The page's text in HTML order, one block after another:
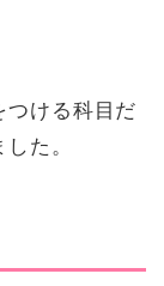
つける科目だ
た。